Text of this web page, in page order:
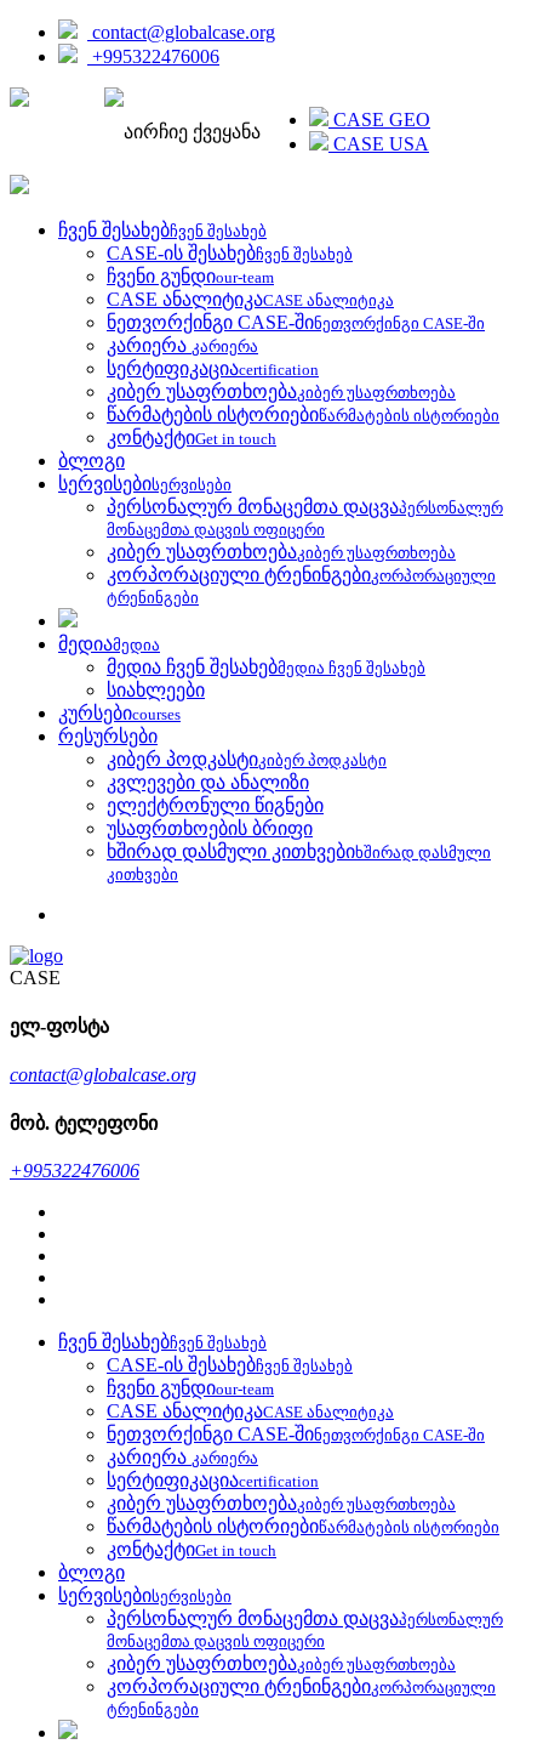
contact@globalcase.org
+995322476006
აირჩიე ქვეყანა
CASE GEO
CASE USA
ჩვენ შესახებჩვენ შესახებ
CASE-ის შესახებჩვენ შესახებ
ჩვენი გუნდიour-team
CASE ანალიტიკაCASE ანალიტიკა
ნეთვორქინგი CASE-შინეთვორქინგი CASE-ში
კარიერა კარიერა
სერტიფიკაციაcertification
კიბერ უსაფრთხოებაკიბერ უსაფრთხოება
წარმატების ისტორიებიწარმატების ისტორიები
კონტაქტიGet in touch
ბლოგი
სერვისებისერვისები
პერსონალურ მონაცემთა დაცვაპერსონალურ
მონაცემთა დაცვის ოფიცერი
კიბერ უსაფრთხოებაკიბერ უსაფრთხოება
კორპორაციული ტრენინგებიკორპორაციული
ტრენინგები
მედიამედია
მედია ჩვენ შესახებმედია ჩვენ შესახებ
სიახლეები
კურსებიcourses
რესურსები
კიბერ პოდკასტიკიბერ პოდკასტი
კვლევები და ანალიზი
ელექტრონული წიგნები
უსაფრთხოების ბრიფი
ხშირად დასმული კითხვებიხშირად დასმული
კითხვები
CASE
ელ-ფოსტა
contact@globalcase.org
მობ. ტელეფონი
+995322476006
ჩვენ შესახებჩვენ შესახებ
CASE-ის შესახებჩვენ შესახებ
ჩვენი გუნდიour-team
CASE ანალიტიკაCASE ანალიტიკა
ნეთვორქინგი CASE-შინეთვორქინგი CASE-ში
კარიერა კარიერა
სერტიფიკაციაcertification
კიბერ უსაფრთხოებაკიბერ უსაფრთხოება
წარმატების ისტორიებიწარმატების ისტორიები
კონტაქტიGet in touch
ბლოგი
სერვისებისერვისები
პერსონალურ მონაცემთა დაცვაპერსონალურ
მონაცემთა დაცვის ოფიცერი
კიბერ უსაფრთხოებაკიბერ უსაფრთხოება
კორპორაციული ტრენინგებიკორპორაციული
ტრენინგები